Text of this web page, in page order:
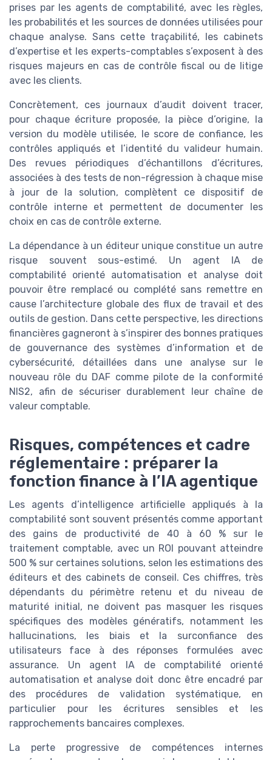
prises par les agents de comptabilité, avec les règles,
les probabilités et les sources de données utilisées pour
chaque analyse. Sans cette traçabilité, les cabinets
d’expertise et les experts-comptables s’exposent à des
risques majeurs en cas de contrôle fiscal ou de litige
avec les clients.
Concrètement, ces journaux d’audit doivent tracer,
pour chaque écriture proposée, la pièce d’origine, la
version du modèle utilisée, le score de confiance, les
contrôles appliqués et l’identité du valideur humain.
Des revues périodiques d’échantillons d’écritures,
associées à des tests de non-régression à chaque mise
à jour de la solution, complètent ce dispositif de
contrôle interne et permettent de documenter les
choix en cas de contrôle externe.
La dépendance à un éditeur unique constitue un autre
risque souvent sous-estimé. Un agent IA de
comptabilité orienté automatisation et analyse doit
pouvoir être remplacé ou complété sans remettre en
cause l’architecture globale des flux de travail et des
outils de gestion. Dans cette perspective, les directions
financières gagneront à s’inspirer des bonnes pratiques
de gouvernance des systèmes d’information et de
cybersécurité, détaillées dans une analyse sur le
nouveau rôle du DAF comme pilote de la conformité
NIS2, afin de sécuriser durablement leur chaîne de
valeur comptable.
Risques, compétences et cadre
réglementaire : préparer la
fonction finance à l’IA agentique
Les agents d’intelligence artificielle appliqués à la
comptabilité sont souvent présentés comme apportant
des gains de productivité de 40 à 60 % sur le
traitement comptable, avec un ROI pouvant atteindre
500 % sur certaines solutions, selon les estimations des
éditeurs et des cabinets de conseil. Ces chiffres, très
dépendants du périmètre retenu et du niveau de
maturité initial, ne doivent pas masquer les risques
spécifiques des modèles génératifs, notamment les
hallucinations, les biais et la surconfiance des
utilisateurs face à des réponses formulées avec
assurance. Un agent IA de comptabilité orienté
automatisation et analyse doit donc être encadré par
des procédures de validation systématique, en
particulier pour les écritures sensibles et les
rapprochements bancaires complexes.
La perte progressive de compétences internes